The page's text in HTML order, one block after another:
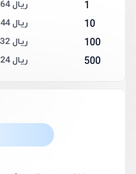
1 1,452,864 ریال
10 1,401,344 ریال
100 1,370,432 ریال
500 1,349,824 ریال